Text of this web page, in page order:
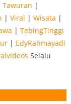
Tawuran |
| Viral | Wisata |
| TebingTinggi
| EdyRahmayadi
Selalu